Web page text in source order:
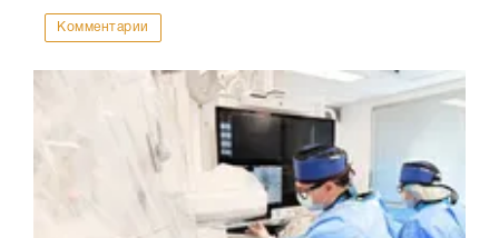
Комментарии